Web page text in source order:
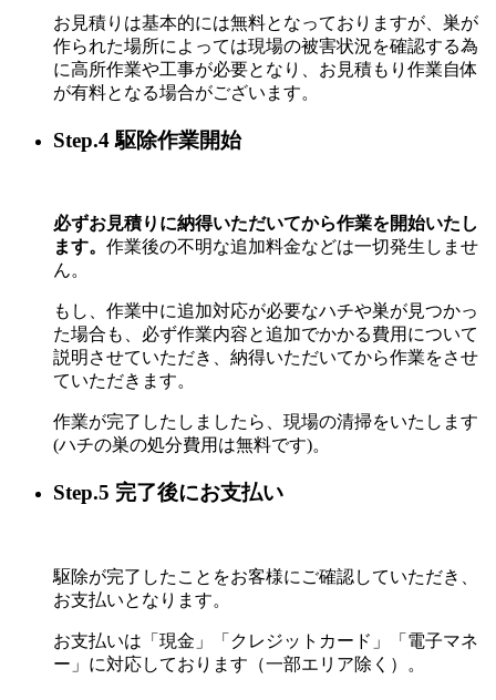
お見積りは基本的には無料となっておりますが、巣が
作られた場所によっては現場の被害状況を確認する為
に高所作業や工事が必要となり、お見積もり作業自体
が有料となる場合がございます。
Step.4 駆除作業開始
必ずお見積りに納得いただいてから作業を開始いたし
ます。 作業後の不明な追加料金などは一切発生しませ
ん。
もし、作業中に追加対応が必要なハチや巣が見つかっ
た場合も、必ず作業内容と追加でかかる費用について
説明させていただき、納得いただいてから作業をさせ
ていただきます。
作業が完了したしましたら、現場の清掃をいたします
(ハチの巣の処分費用は無料です)。
Step.5 完了後にお支払い
駆除が完了したことをお客様にご確認していただき、
お支払いとなります。
お支払いは「現金」「クレジットカード」「電子マネ
ー」に対応しております（一部エリア除く）。